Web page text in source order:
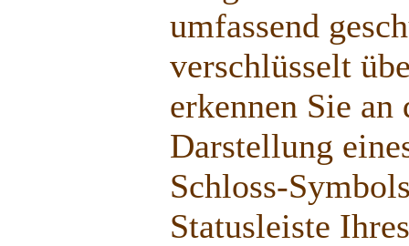
umfassend
verschlüsselt
erkennen Sie an
Darstellung
Schloss-
Statusleiste